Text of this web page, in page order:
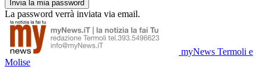
La password verrà inviata via email.
myNews Termoli e
Molise